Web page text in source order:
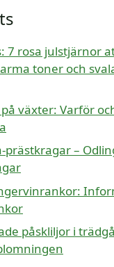
7 rosa julstjärnor
toner och
växter: Varför
prästkragar –
påskliljor i